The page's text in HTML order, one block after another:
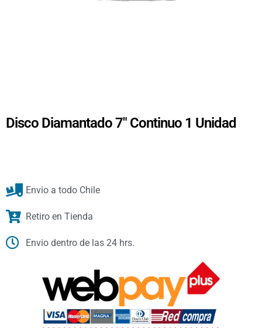
Disco Diamantado 7″ Continuo 1 Unidad
Envio a todo Chile
Retiro en Tienda
Envio dentro de las 24 hrs.